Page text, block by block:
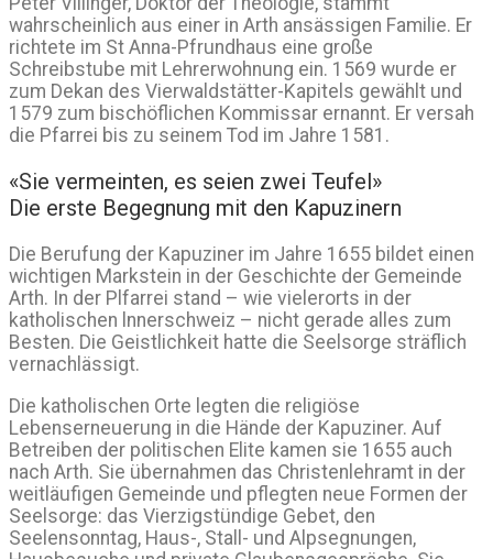
wahrscheinlich aus einer in Arth ansässigen Familie. Er
richtete im St Anna-Pfrundhaus eine große
Schreibstube mit Lehrerwohnung ein. 1569 wurde er
zum Dekan des Vierwaldstätter-Kapitels gewählt und
1579 zum bischöflichen Kommissar ernannt. Er versah
die Pfarrei bis zu seinem Tod im Jahre 1581.
«Sie vermeinten, es seien zwei Teufel»
Die erste Begegnung mit den Kapuzinern
Die Berufung der Kapuziner im Jahre 1655 bildet einen
wichtigen Markstein in der Geschichte der Gemeinde
Arth. In der Plfarrei stand – wie vielerorts in der
katholischen lnnerschweiz – nicht gerade alles zum
Besten. Die Geistlichkeit hatte die Seelsorge sträflich
vernachlässigt.
Die katholischen Orte legten die religiöse
Lebenserneuerung in die Hände der Kapuziner. Auf
Betreiben der politischen Elite kamen sie 1655 auch
nach Arth. Sie übernahmen das Christenlehramt in der
weitläufigen Gemeinde und pflegten neue Formen der
Seelsorge: das Vierzigstündige Gebet, den
Seelensonntag, Haus-, Stall- und Alpsegnungen,